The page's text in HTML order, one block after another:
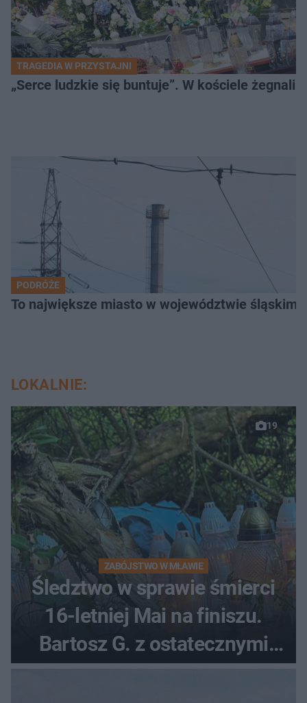
TRAGEDIA W PRZYSTAJNI
„Serce ludzkie się buntuje”. W kościele żegnali
PODRÓŻE
To największe miasto w województwie
LOKALNIE:
19
ZABÓJSTWO W MŁAWIE
Śledztwo w sprawie śmierci
16-letniej Mai na finiszu.
Bartosz G. z ostatecznymi
zarzutami